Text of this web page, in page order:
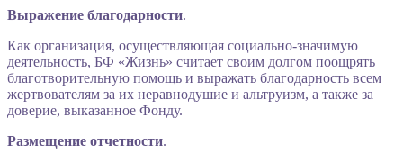
Выражение благодарности.
Как организация, осуществляющая социально-значимую
деятельность, БФ «Жизнь» считает своим долгом поощрять
благотворительную помощь и выражать благодарность всем
жертвователям за их неравнодушие и альтруизм, а также за
доверие, выказанное Фонду.
Размещение отчетности.